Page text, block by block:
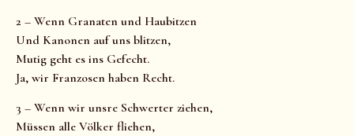
2 – Wenn Granaten und Haubitzen
Und Kanonen auf uns blitzen,
Mutig geht es ins Gefecht.
Ja, wir Franzosen haben Recht.
3 – Wenn wir unsre Schwerter ziehen,
Müssen alle Völker fliehen,